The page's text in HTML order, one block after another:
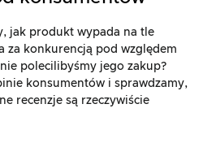
jak produkt wypada na tle
za konkurencją pod względem
polecilibyśmy jego zakup?
konsumentów i sprawdzamy,
recenzje są rzeczywiście